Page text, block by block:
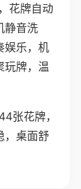
花牌自动
静音洗
娱乐，机
玩牌，温
张花牌，
，桌面舒